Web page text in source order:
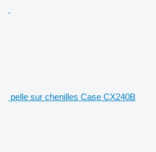
pelle sur chenilles Case CX240B